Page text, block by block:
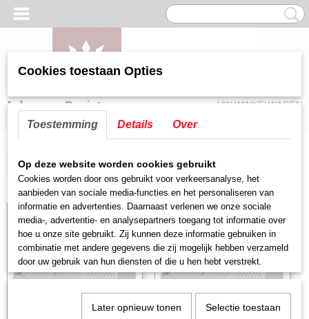
Inloggen Registreren UW WINKELWAGEN
Home>Afzuigkappen >Wandmodel
Cookies toestaan Opties
Toestemming Details Over
Op deze website worden cookies gebruikt
Cookies worden door ons gebruikt voor verkeersanalyse, het
aanbieden van sociale media-functies en het personaliseren van
informatie en advertenties. Daarnaast verlenen we onze sociale
media-, advertentie- en analysepartners toegang tot informatie over
hoe u onze site gebruikt. Zij kunnen deze informatie gebruiken in
combinatie met andere gegevens die zij mogelijk hebben verzameld
door uw gebruik van hun diensten of die u hen hebt verstrekt.
Later opnieuw tonen Selectie toestaan